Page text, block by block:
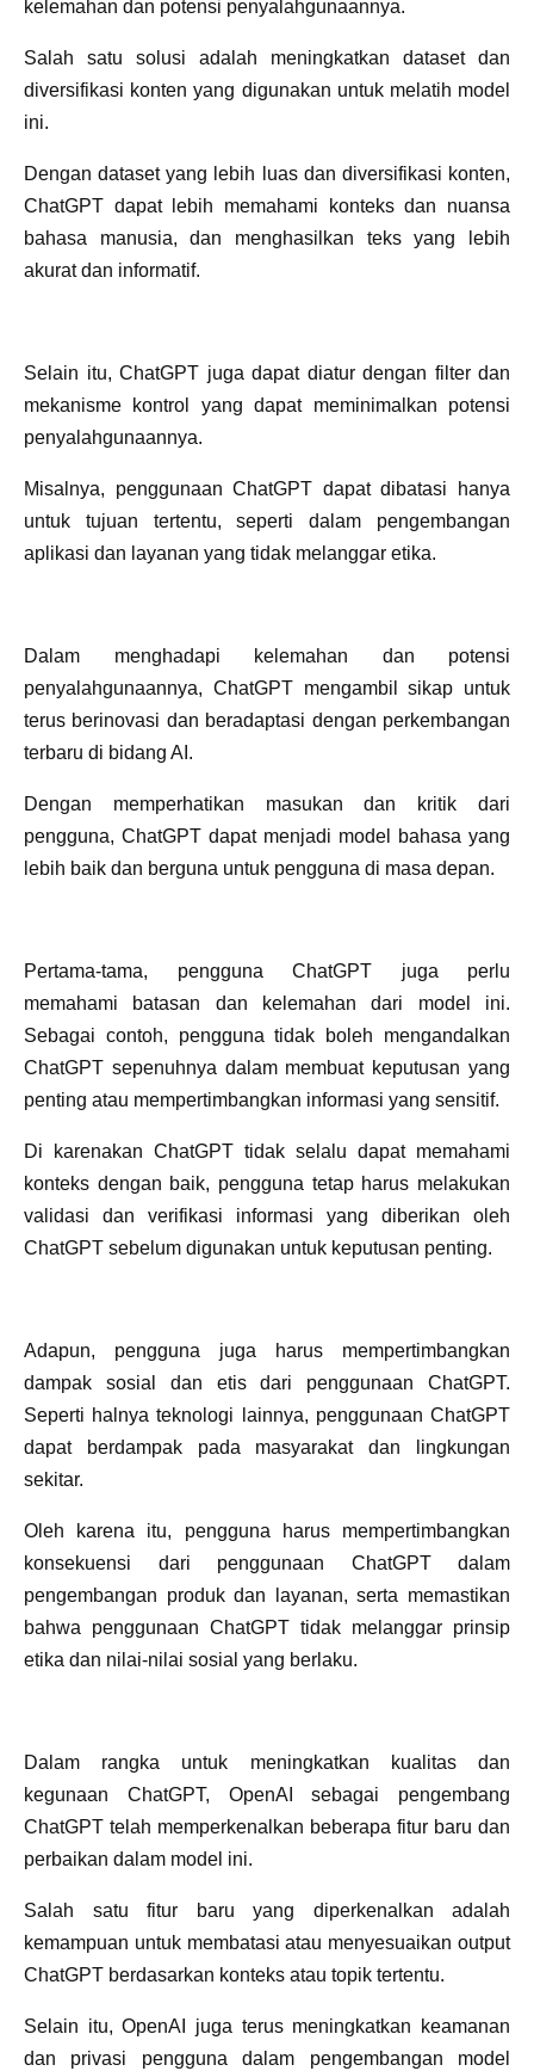
kelemahan dan potensi penyalahgunaannya.
Salah satu solusi adalah meningkatkan dataset dan
diversifikasi konten yang digunakan untuk melatih model
ini.
Dengan dataset yang lebih luas dan diversifikasi konten,
ChatGPT dapat lebih memahami konteks dan nuansa
bahasa manusia, dan menghasilkan teks yang lebih
akurat dan informatif.
Selain itu, ChatGPT juga dapat diatur dengan filter dan
mekanisme kontrol yang dapat meminimalkan potensi
penyalahgunaannya.
Misalnya, penggunaan ChatGPT dapat dibatasi hanya
untuk tujuan tertentu, seperti dalam pengembangan
aplikasi dan layanan yang tidak melanggar etika.
Dalam menghadapi kelemahan dan potensi
penyalahgunaannya, ChatGPT mengambil sikap untuk
terus berinovasi dan beradaptasi dengan perkembangan
terbaru di bidang AI.
Dengan memperhatikan masukan dan kritik dari
pengguna, ChatGPT dapat menjadi model bahasa yang
lebih baik dan berguna untuk pengguna di masa depan.
Pertama-tama, pengguna ChatGPT juga perlu
memahami batasan dan kelemahan dari model ini.
Sebagai contoh, pengguna tidak boleh mengandalkan
ChatGPT sepenuhnya dalam membuat keputusan yang
penting atau mempertimbangkan informasi yang sensitif.
Di karenakan ChatGPT tidak selalu dapat memahami
konteks dengan baik, pengguna tetap harus melakukan
validasi dan verifikasi informasi yang diberikan oleh
ChatGPT sebelum digunakan untuk keputusan penting.
Adapun, pengguna juga harus mempertimbangkan
dampak sosial dan etis dari penggunaan ChatGPT.
Seperti halnya teknologi lainnya, penggunaan ChatGPT
dapat berdampak pada masyarakat dan lingkungan
sekitar.
Oleh karena itu, pengguna harus mempertimbangkan
konsekuensi dari penggunaan ChatGPT dalam
pengembangan produk dan layanan, serta memastikan
bahwa penggunaan ChatGPT tidak melanggar prinsip
etika dan nilai-nilai sosial yang berlaku.
Dalam rangka untuk meningkatkan kualitas dan
kegunaan ChatGPT, OpenAI sebagai pengembang
ChatGPT telah memperkenalkan beberapa fitur baru dan
perbaikan dalam model ini.
Salah satu fitur baru yang diperkenalkan adalah
kemampuan untuk membatasi atau menyesuaikan output
ChatGPT berdasarkan konteks atau topik tertentu.
Selain itu, OpenAI juga terus meningkatkan keamanan
dan privasi pengguna dalam pengembangan model